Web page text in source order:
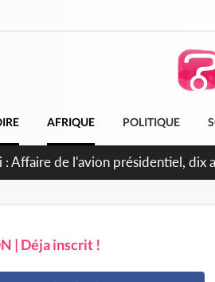
AFRIQUE POLITIQUE
: Affaire de l'avion présidentiel, dix
| Déja inscrit !